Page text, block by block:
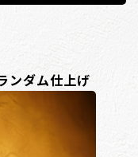
ダム仕上げ